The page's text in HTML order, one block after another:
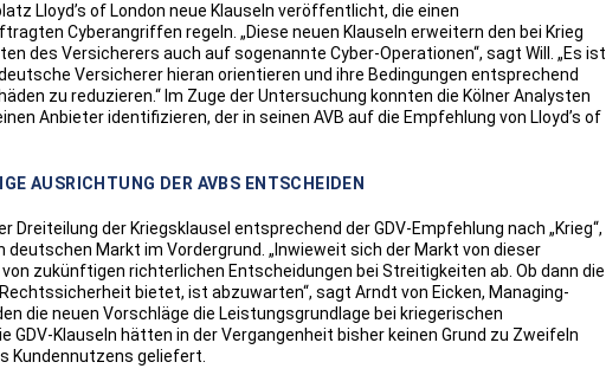
Lloyd’s of London neue Klauseln veröffentlicht, die einen
Cyberangriffen regeln. „Diese neuen Klauseln erweitern den bei Krieg
des Versicherers auch auf sogenannte Cyber-Operationen“, sagt Will. „Es ist
Versicherer hieran orientieren und ihre Bedingungen entsprechend
zu reduzieren.“ Im Zuge der Untersuchung konnten die Kölner Analysten
Anbieter identifizieren, der in seinen AVB auf die Empfehlung von Lloyd’s of
AUSRICHTUNG DER AVBS ENTSCHEIDEN
Dreiteilung der Kriegsklausel entsprechend der GDV-Empfehlung nach „Krieg“,
deutschen Markt im Vordergrund. „Inwieweit sich der Markt von dieser
zukünftigen richterlichen Entscheidungen bei Streitigkeiten ab. Ob dann die
bietet, ist abzuwarten“, sagt Arndt von Eicken, Managing-
die neuen Vorschläge die Leistungsgrundlage bei kriegerischen
GDV-Klauseln hätten in der Vergangenheit bisher keinen Grund zu Zweifeln
Kundennutzens geliefert.